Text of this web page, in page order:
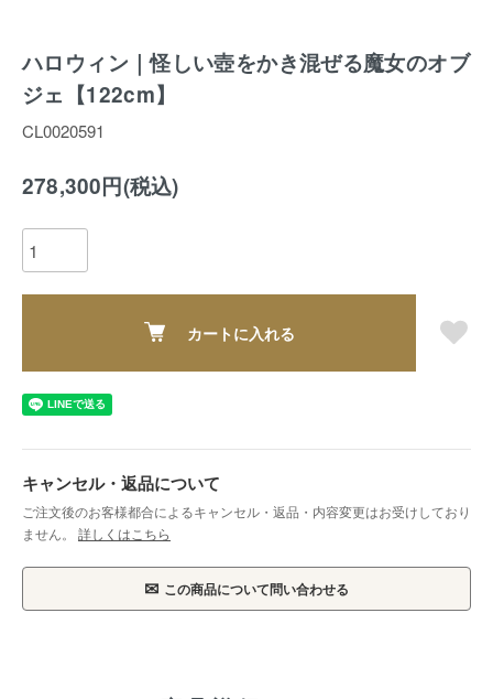
ハロウィン｜怪しい壺をかき混ぜる魔女のオブ
ジェ【122cm】
CL0020591
278,300円(税込)
カートに入れる
キャンセル・返品について
ご注文後のお客様都合によるキャンセル・返品・内容変更はお受けしており
ません。 詳しくはこちら
✉ この商品について問い合わせる